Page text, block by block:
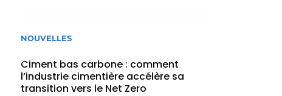
NOUVELLES
Ciment bas carbone : comment
l’industrie cimentière accélère sa
transition vers le Net Zero